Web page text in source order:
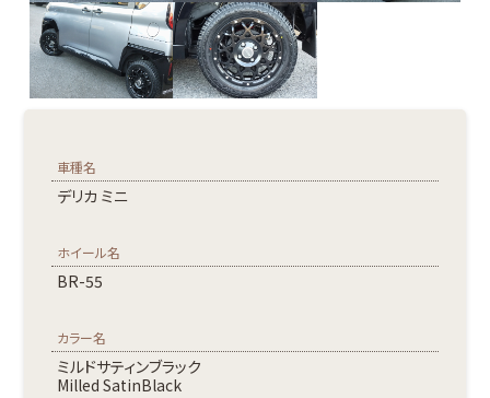
車種名
デリカ ミニ
ホイール名
BR-55
カラー名
ミルドサティンブラック
Milled SatinBlack